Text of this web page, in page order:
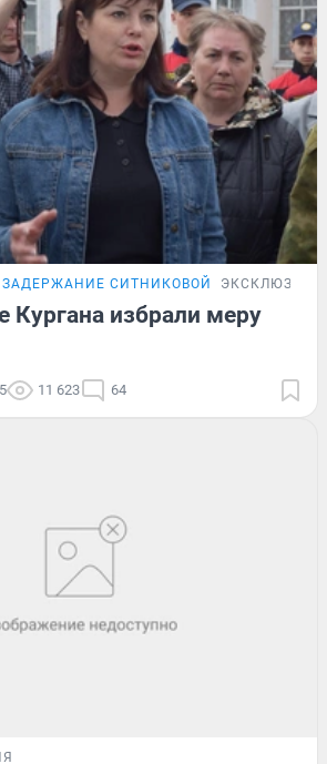
ЗАДЕРЖАНИЕ СИТНИКОВОЙ ЭКСКЛЮЗИВ
Кургана избрали меру
11 623 64